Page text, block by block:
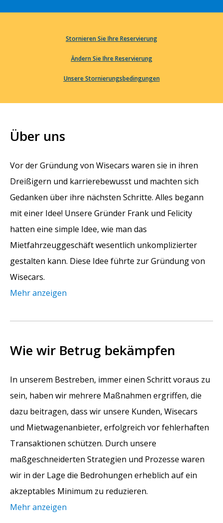
Stornieren Sie Ihre Reservierung
Ändern Sie Ihre Reservierung
Unsere Stornierungsbedingungen
Über uns
Vor der Gründung von Wisecars waren sie in ihren
Dreißigern und karrierebewusst und machten sich
Gedanken über ihre nächsten Schritte. Alles begann
mit einer Idee! Unsere Gründer Frank und Felicity
hatten eine simple Idee, wie man das
Mietfahrzeuggeschäft wesentlich unkomplizierter
gestalten kann. Diese Idee führte zur Gründung von
Wisecars.
Mehr anzeigen
Wie wir Betrug bekämpfen
In unserem Bestreben, immer einen Schritt voraus zu
sein, haben wir mehrere Maßnahmen ergriffen, die
dazu beitragen, dass wir unsere Kunden, Wisecars
und Mietwagenanbieter, erfolgreich vor fehlerhaften
Transaktionen schützen. Durch unsere
maßgeschneiderten Strategien und Prozesse waren
wir in der Lage die Bedrohungen erheblich auf ein
akzeptables Minimum zu reduzieren.
Mehr anzeigen